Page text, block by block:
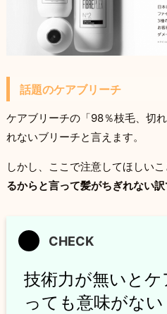
話題のケアブリーチ
ケアブリーチの「98％枝毛、切
れないブリーチと言えます。
しかし、ここで注意してほしいこ
るからと言って髪がちぎれない訳
技術力が無いと
っても意味がない